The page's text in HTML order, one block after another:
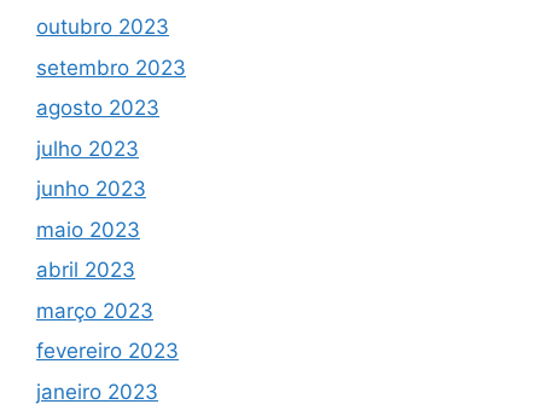
outubro 2023
setembro 2023
agosto 2023
julho 2023
junho 2023
maio 2023
abril 2023
março 2023
fevereiro 2023
janeiro 2023